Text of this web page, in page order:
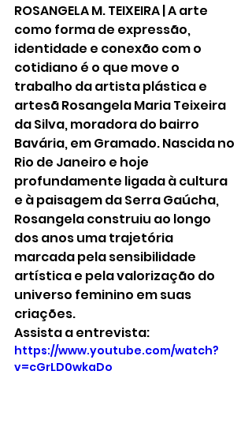
ROSANGELA M. TEIXEIRA | A arte
como forma de expressão,
identidade e conexão com o
cotidiano é o que move o
trabalho da artista plástica e
artesã Rosangela Maria Teixeira
da Silva, moradora do bairro
Bavária, em Gramado. Nascida no
Rio de Janeiro e hoje
profundamente ligada à cultura
e à paisagem da Serra Gaúcha,
Rosangela construiu ao longo
dos anos uma trajetória
marcada pela sensibilidade
artística e pela valorização do
universo feminino em suas
criações.
Assista a entrevista:
https://www.youtube.com/watch?
v=cGrLD0wkaDo